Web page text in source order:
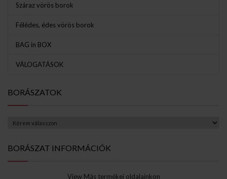
Száraz vörös borok
Félédes, édes vörös borok
BAG in BOX
VÁLOGATÁSOK
BORÁSZATOK
BORÁSZAT INFORMÁCIÓK
View Más termékei oldalainkon